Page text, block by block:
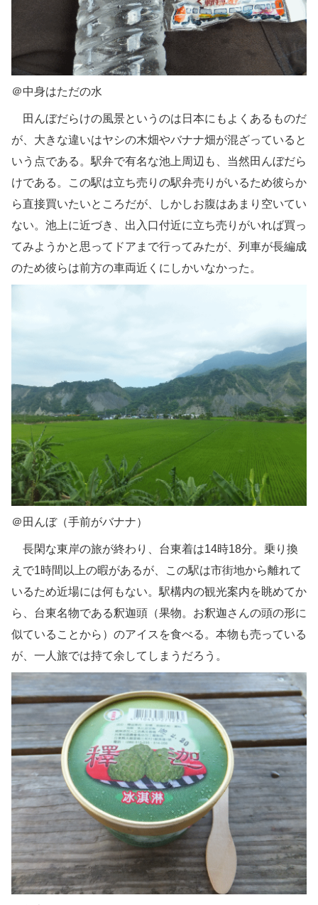
＠中身はただの水
田んぼだらけの風景というのは日本にもよくあるものだ
が、大きな違いはヤシの木畑やバナナ畑が混ざっていると
いう点である。駅弁で有名な池上周辺も、当然田んぼだら
けである。この駅は立ち売りの駅弁売りがいるため彼らか
ら直接買いたいところだが、しかしお腹はあまり空いてい
ない。池上に近づき、出入口付近に立ち売りがいれば買っ
てみようかと思ってドアまで行ってみたが、列車が長編成
のため彼らは前方の車両近くにしかいなかった。
＠田んぼ（手前がバナナ）
長閑な東岸の旅が終わり、台東着は14時18分。乗り換
えで1時間以上の暇があるが、この駅は市街地から離れて
いるため近場には何もない。駅構内の観光案内を眺めてか
ら、台東名物である釈迦頭（果物。お釈迦さんの頭の形に
似ていることから）のアイスを食べる。本物も売っている
が、一人旅では持て余してしまうだろう。